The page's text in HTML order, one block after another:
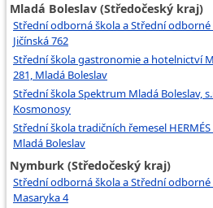
Mladá Boleslav (Středočeský kraj)
Střední odborná škola a Střední odborné
Jičínská 762
Střední škola gastronomie a hotelnictví
281, Mladá Boleslav
Střední škola Spektrum Mladá Boleslav,
Kosmonosy
Střední škola tradičních řemesel
Mladá Boleslav
Nymburk (Středočeský kraj)
Střední odborná škola a Střední odborné
Masaryka 4